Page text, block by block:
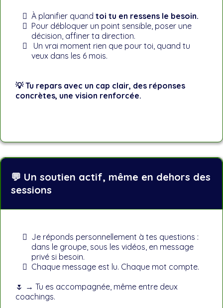
À planifier quand toi tu en ressens le besoin.
Pour débloquer un point sensible, poser une
décision, affiner ta direction.
Un vrai moment rien que pour toi, quand tu
veux dans les 6 mois.
💡 Tu repars avec un cap clair, des réponses
concrètes, une vision renforcée.
💬 Un soutien actif, même en dehors des
sessions
Je réponds personnellement à tes questions :
dans le groupe, sous les vidéos, en message
privé si besoin.
Chaque message est lu. Chaque mot compte.
🌷 → Tu es accompagnée, même entre deux
coachings.